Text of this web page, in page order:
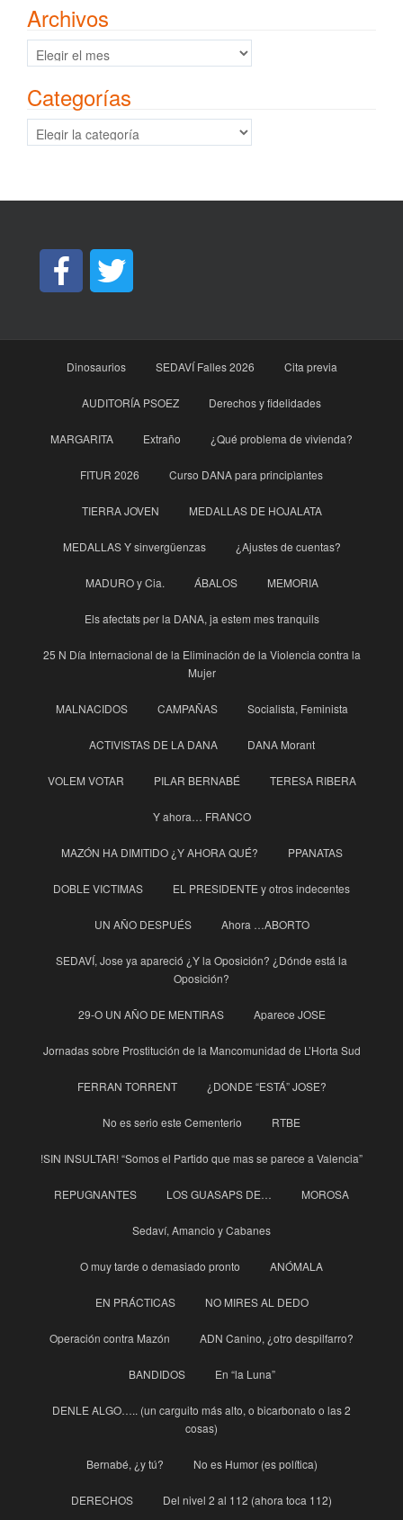
Archivos
Archivos
Categorías
Categorías
Dinosaurios SEDAVÍ Falles 2026 Cita previa
AUDITORÍA PSOEZ Derechos y fidelidades
MARGARITA Extraño ¿Qué problema de vivienda?
FITUR 2026 Curso DANA para principìantes
TIERRA JOVEN MEDALLAS DE HOJALATA
MEDALLAS Y sinvergüenzas ¿Ajustes de cuentas?
MADURO y Cia. ÁBALOS MEMORIA
Els afectats per la DANA, ja estem mes tranquils
25 N Día Internacional de la Eliminación de la Violencia contra la
Mujer
MALNACIDOS CAMPAÑAS Socialista, Feminista
ACTIVISTAS DE LA DANA DANA Morant
VOLEM VOTAR PILAR BERNABÉ TERESA RIBERA
Y ahora… FRANCO
MAZÓN HA DIMITIDO ¿Y AHORA QUÉ? PPANATAS
DOBLE VICTIMAS EL PRESIDENTE y otros indecentes
UN AÑO DESPUÉS Ahora …ABORTO
SEDAVÍ, Jose ya apareció ¿Y la Oposición? ¿Dónde está la
Oposición?
29-O UN AÑO DE MENTIRAS Aparece JOSE
Jornadas sobre Prostitución de la Mancomunidad de L’Horta Sud
FERRAN TORRENT ¿DONDE “ESTÁ” JOSE?
No es serio este Cementerio RTBE
!SIN INSULTAR! “Somos el Partido que mas se parece a Valencia”
REPUGNANTES LOS GUASAPS DE… MOROSA
Sedaví, Amancio y Cabanes
O muy tarde o demasiado pronto ANÓMALA
EN PRÁCTICAS NO MIRES AL DEDO
Operación contra Mazón ADN Canino, ¿otro despilfarro?
BANDIDOS En “la Luna”
DENLE ALGO….. (un carguito más alto, o bicarbonato o las 2
cosas)
Bernabé, ¿y tú? No es Humor (es política)
DERECHOS Del nivel 2 al 112 (ahora toca 112)